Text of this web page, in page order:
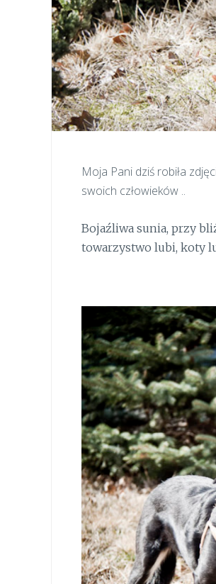
Moja Pani dziś robiła
swoich człowieków ..
Bojaźliwa sunia, przy
towarzystwo lubi, koty